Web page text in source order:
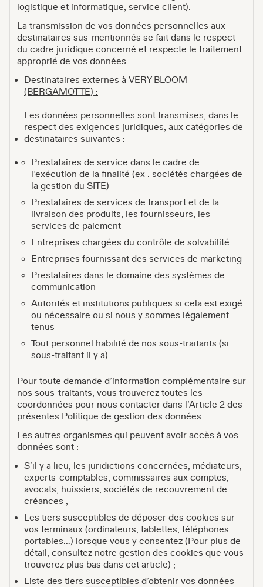
logistique et informatique, service client).
La transmission de vos données personnelles aux
destinataires sus-mentionnés se fait dans le respect
du cadre juridique concerné et respecte le traitement
approprié de vos données.
Destinataires externes à VERY BLOOM
(BERGAMOTTE) :
Les données personnelles sont transmises, dans le
respect des exigences juridiques, aux catégories de
destinataires suivantes :
Prestataires de service dans le cadre de
l’exécution de la finalité (ex : sociétés chargées de
la gestion du SITE)
Prestataires de services de transport et de la
livraison des produits, les fournisseurs, les
services de paiement
Entreprises chargées du contrôle de solvabilité
Entreprises fournissant des services de marketing
Prestataires dans le domaine des systèmes de
communication
Autorités et institutions publiques si cela est exigé
ou nécessaire ou si nous y sommes légalement
tenus
Tout personnel habilité de nos sous-traitants (si
sous-traitant il y a)
Pour toute demande d’information complémentaire sur
nos sous-traitants, vous trouverez toutes les
coordonnées pour nous contacter dans l’Article 2 des
présentes Politique de gestion des données.
Les autres organismes qui peuvent avoir accès à vos
données sont :
S’il y a lieu, les juridictions concernées, médiateurs,
experts-comptables, commissaires aux comptes,
avocats, huissiers, sociétés de recouvrement de
créances ;
Les tiers susceptibles de déposer des cookies sur
vos terminaux (ordinateurs, tablettes, téléphones
portables…) lorsque vous y consentez (Pour plus de
détail, consultez notre gestion des cookies que vous
trouverez plus bas dans cet article) ;
Liste des tiers susceptibles d’obtenir vos données